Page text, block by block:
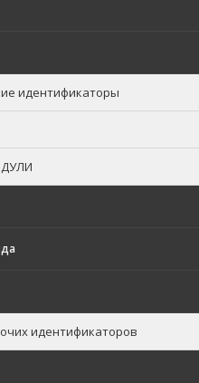
идентификаторы
идентификаторов